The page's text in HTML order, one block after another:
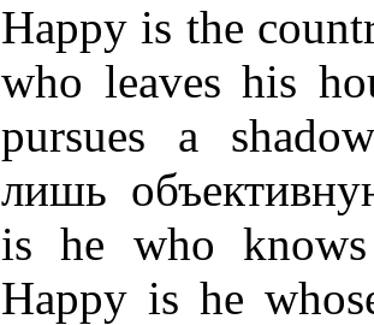
Happy is the
who leaves his
pursues a
лишь
is he who
Happy is he